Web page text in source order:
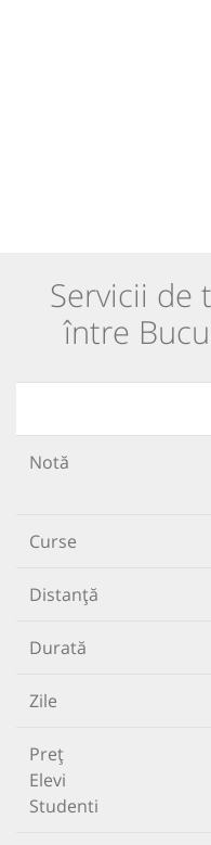
Servicii de
între
Notă
Curse
Distanță
Durată
Zile
Preț
Elevi
Studenti